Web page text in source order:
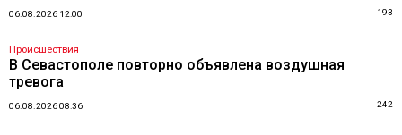
06.08.2026 12:00 193
Происшествия
В Севастополе повторно объявлена воздушная
тревога
06.08.2026 08:36 242